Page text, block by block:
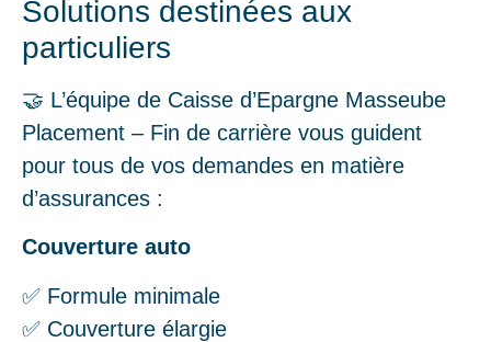
Solutions destinées aux
particuliers
🤝 L’équipe de Caisse d’Epargne Masseube
Placement – Fin de carrière vous guident
pour tous de vos demandes en matière
d’assurances :
Couverture auto
✅ Formule minimale
✅ Couverture élargie